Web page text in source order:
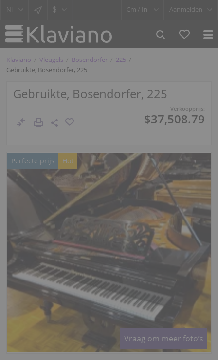
$ Cm / In Aanmelden
Klaviano Vleugels Bosendorfer
225
Gebruikte, Bosendorfer, 225
Gebruikte, Bosendorfer, 225
Verkoopprijs:
$37,508.79
Perfecte prijs Hot
Vraag om meer foto’s